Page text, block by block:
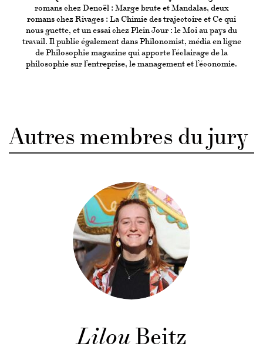
romans chez Denoël : Marge brute et Mandalas, deux
romans chez Rivages : La Chimie des trajectoire et Ce qui
nous guette, et un essai chez Plein Jour : le Moi au pays du
travail. Il publie également dans Philonomist, média en ligne
de Philosophie magazine qui apporte l’éclairage de la
philosophie sur l’entreprise, le management et l’économie.
Autres membres du jury
LilouBeitz